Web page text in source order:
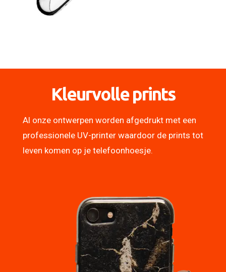
Kleurvolle prints
Al onze ontwerpen worden afgedrukt met een
professionele UV-printer waardoor de prints tot
leven komen op je telefoonhoesje.